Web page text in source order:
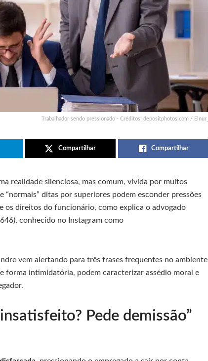
Trabalhador sendo pressionado - Créditos: depositphotos.com / Elnur_
Compartilhar Compartilhar
realidade silenciosa, mas comum, vivida por muitos
ditas por superiores podem esconder pressões
os direitos do funcionário, como explica o advogado
conhecido no Instagram como
vem alertando para três frases frequentes no ambiente
forma intimidatória, podem caracterizar assédio moral e
Pede demissão”